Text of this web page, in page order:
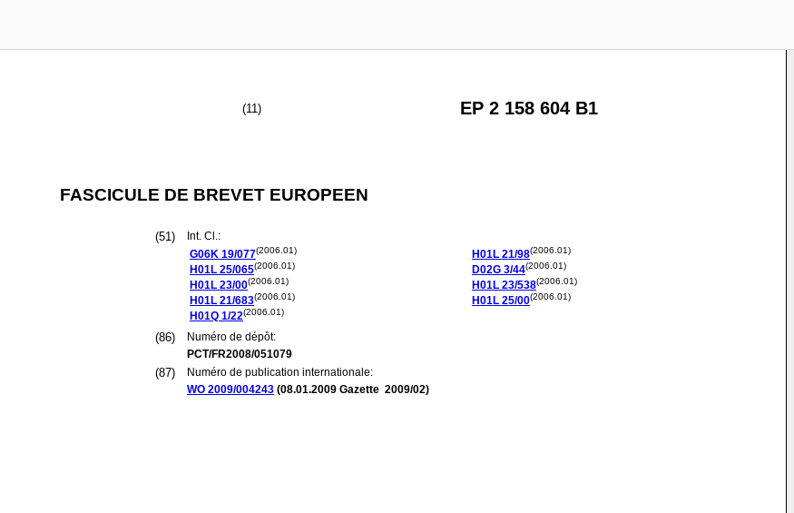
(11) EP 2 158 604 B1
FASCICULE DE BREVET EUROPEEN
(51)
Int. Cl.:
G06K 19/077(2006.01)
H01L 25/065(2006.01)
H01L 23/00(2006.01)
H01L 21/683(2006.01)
H01Q 1/22(2006.01)
H01L 21/98(2006.01)
D02G 3/44(2006.01)
H01L 23/538(2006.01)
H01L 25/00(2006.01)
(86)
Numéro de dépôt:
PCT/FR2008/051079
(87)
Numéro de publication internationale:
WO 2009/004243 (08.01.2009 Gazette 2009/02)